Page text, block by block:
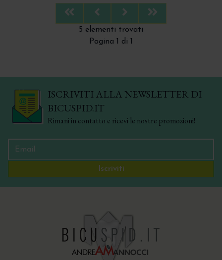
First Previous
5 elementi trovati
Pagina 1 di 1
NextLast
Trita Osso - Bone Mill - Molino per osso
ISCRIVITI ALLA NEWSLETTER DI
BICUSPID.IT
Rimani in contatto e ricevi le nostre promozioni!
Iscriviti